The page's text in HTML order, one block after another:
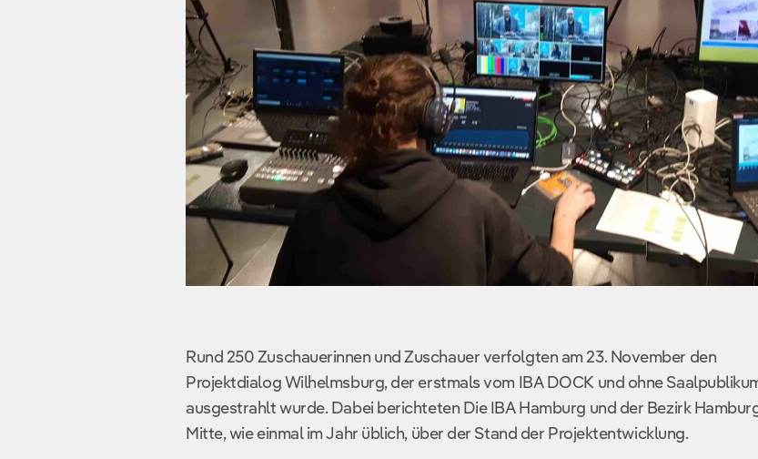
Rund 250 Zuschauerinnen und Zuschauer verfolgten am 23. November den
Projektdialog Wilhelmsburg, der erstmals vom IBA DOCK und ohne
ausgestrahlt wurde. Dabei berichteten Die IBA Hamburg und der Bezirk
Mitte, wie einmal im Jahr üblich, über der Stand der Projektentwicklung.